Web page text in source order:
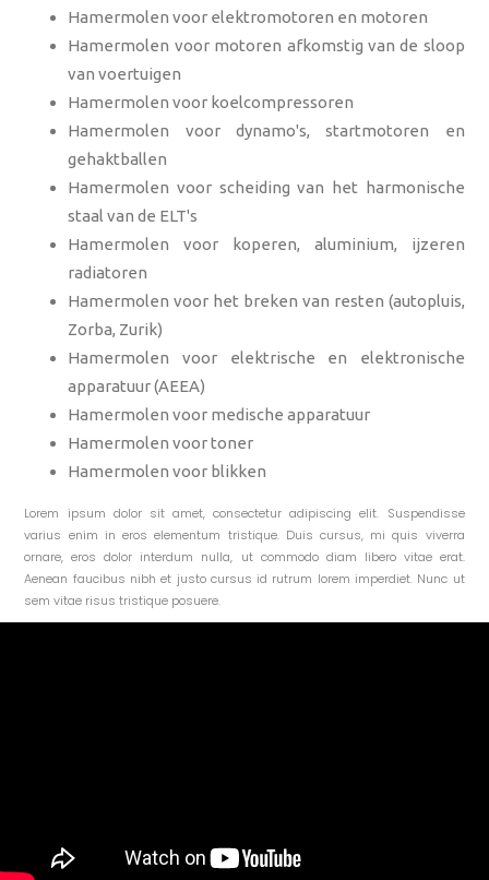
Hamermolen voor elektromotoren en motoren
Hamermolen voor motoren afkomstig van de sloop
van voertuigen
Hamermolen voor koelcompressoren
Hamermolen voor dynamo's, startmotoren en
gehaktballen
Hamermolen voor scheiding van het harmonische
staal van de ELT's
Hamermolen voor koperen, aluminium, ijzeren
radiatoren
Hamermolen voor het breken van resten (autopluis,
Zorba, Zurik)
Hamermolen voor elektrische en elektronische
apparatuur (AEEA)
Hamermolen voor medische apparatuur
Hamermolen voor toner
Hamermolen voor blikken
Lorem ipsum dolor sit amet, consectetur adipiscing elit. Suspendisse
varius enim in eros elementum tristique. Duis cursus, mi quis viverra
ornare, eros dolor interdum nulla, ut commodo diam libero vitae erat.
Aenean faucibus nibh et justo cursus id rutrum lorem imperdiet. Nunc ut
sem vitae risus tristique posuere.